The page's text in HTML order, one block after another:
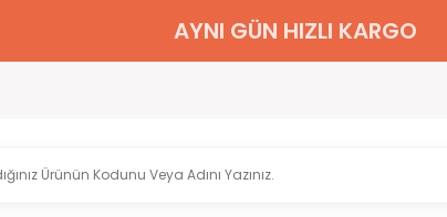
2000 TL ÜZERİ KARGO BEDAVA